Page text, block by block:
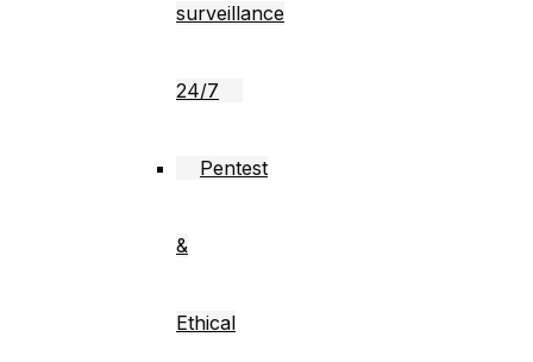
surveillance
24/7
Pentest
&
Ethical